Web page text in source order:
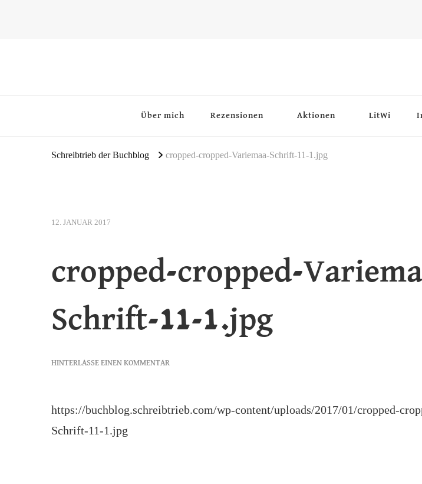
Über mich Rezensionen Aktionen LitWi
Schreibtrieb der Buchblog cropped-cropped-Variemaa-Schrift-11-1.jpg
12. JANUAR 2017
cropped-cropped-
Schrift-11-1.jpg
HINTERLASSE EINEN KOMMENTAR
https://buchblog.schreibtrieb.com/wp-content/uploads/2017/01/cropped-
Schrift-11-1.jpg